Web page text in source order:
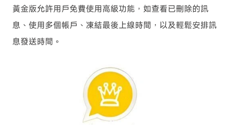
黃金版允許用戶免費使用高級功能，如查看已刪除的訊
息、使用多個帳戶、凍結最後上線時間，以及輕鬆安排訊
息發送時間。